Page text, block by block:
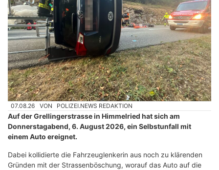
07.08.26 VON POLIZEI.NEWS REDAKTION
Auf der Grellingerstrasse in Himmelried hat sich am
Donnerstagabend, 6. August 2026, ein Selbstunfall mit
einem Auto ereignet.
Dabei kollidierte die Fahrzeuglenkerin aus noch zu klärenden
Gründen mit der Strassenböschung, worauf das Auto auf die